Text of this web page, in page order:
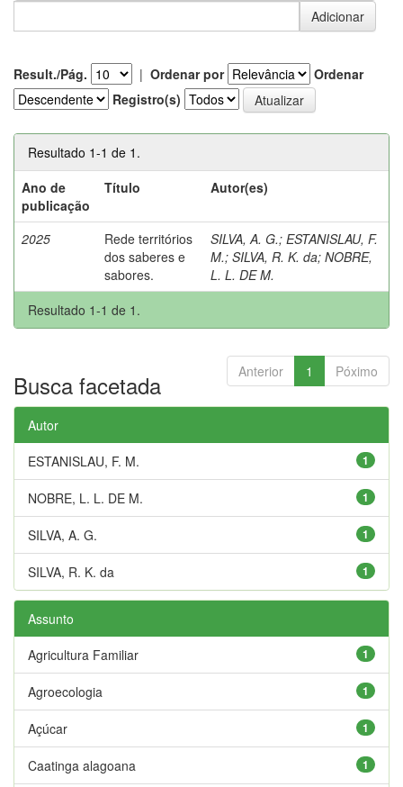
Result./Pág. | Ordenar por
Ordenar
Registro(s)
Resultado 1-1 de 1.
Ano de
publicação
Título Autor(es)
2025
Rede territórios
dos saberes e
sabores.
SILVA, A. G.; ESTANISLAU, F.
M.; SILVA, R. K. da; NOBRE,
L. L. DE M.
Resultado 1-1 de 1.
Anterior 1 Póximo
Busca facetada
Autor
1
ESTANISLAU, F. M.
1
NOBRE, L. L. DE M.
1
SILVA, A. G.
1
SILVA, R. K. da
Assunto
1
Agricultura Familiar
1
Agroecologia
1
Açúcar
1
Caatinga alagoana